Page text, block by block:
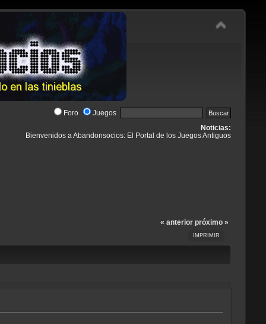
Foro Juegos
Noticias:
Bienvenidos a Abandonsocios: El Portal de los Juegos Antiguos
« anterior próximo »
IMPRIMIR